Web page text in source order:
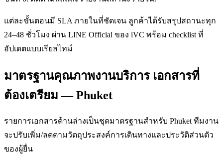
แต่ละขั้นตอนมี SLA ภายในที่ชัดเจน ลูกค้าได้รับสรุปสถานะทุก
24–48 ชั่วโมง ผ่าน LINE Official ของ iVC พร้อม checklist ที่
อัปเดตแบบเรียลไทม์
มาตรฐานคุณภาพงานบริการ เอกสารที่
ต้องเตรียม — Phuket
รายการเอกสารด้านล่างเป็นชุดมาตรฐานสำหรับ Phuket ทีมงาน
จะปรับเพิ่ม/ลดตามวัตถุประสงค์การเดินทางและประวัติส่วนตัว
ของผู้ยื่น